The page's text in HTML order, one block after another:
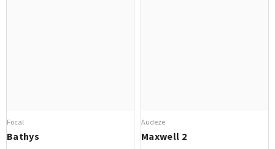
Focal
Bathys
Audeze
Maxwell 2